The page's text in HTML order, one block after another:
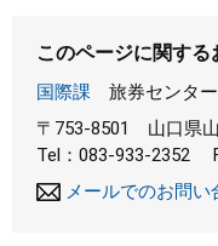
このページに関す
国際課
旅券センター
〒753-8501
山口県
Tel：083-933-2352
メールでのお問い